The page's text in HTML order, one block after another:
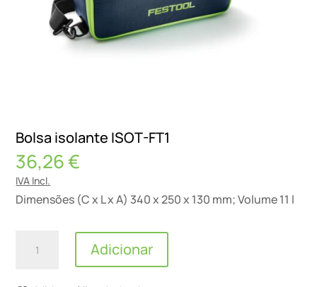
Bolsa isolante ISOT-FT1
36,26€
IVA Incl.
Dimensões (C x L x A) 340 x 250 x 130 mm; Volume 11 l
Quantidade
Adicionar